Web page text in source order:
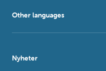
Other languages
Nyheter